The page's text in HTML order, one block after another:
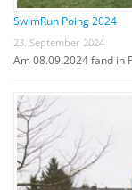
SwimRun Poing 2024
23. September 2024
Am 08.09.2024 fand in